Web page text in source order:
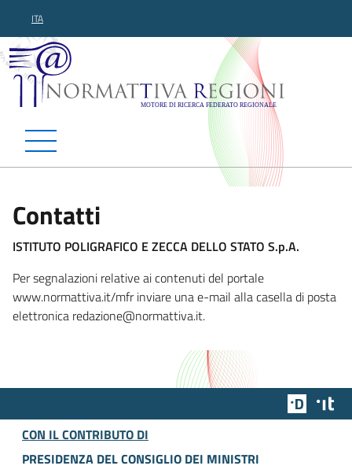
ITA
Normattiva Regioni -
Contatti
ISTITUTO POLIGRAFICO E ZECCA DELLO STATO S.p.A.
Per segnalazioni relative ai contenuti del portale
www.normattiva.it/mfr inviare una e-mail alla casella di posta
elettronica redazione@normattiva.it.
Team
CON IL CONTRIBUTO DI
PRESIDENZA DEL CONSIGLIO DEI MINISTRI